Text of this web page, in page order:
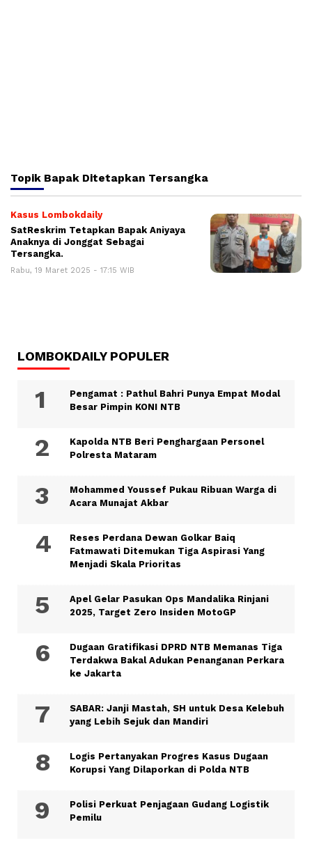
Topik Bapak Ditetapkan Tersangka
Kasus Lombokdaily
SatReskrim Tetapkan Bapak Aniyaya
Anaknya di Jonggat Sebagai
Tersangka.
Rabu, 19 Maret 2025 - 17:15 WIB
LOMBOKDAILY POPULER
Pengamat : Pathul Bahri Punya Empat Modal
Besar Pimpin KONI NTB
Kapolda NTB Beri Penghargaan Personel
Polresta Mataram
Mohammed Youssef Pukau Ribuan Warga di
Acara Munajat Akbar
Reses Perdana Dewan Golkar Baiq
Fatmawati Ditemukan Tiga Aspirasi Yang
Menjadi Skala Prioritas
Apel Gelar Pasukan Ops Mandalika Rinjani
2025, Target Zero Insiden MotoGP
Dugaan Gratifikasi DPRD NTB Memanas Tiga
Terdakwa Bakal Adukan Penanganan Perkara
ke Jakarta
SABAR: Janji Mastah, SH untuk Desa Kelebuh
yang Lebih Sejuk dan Mandiri
Logis Pertanyakan Progres Kasus Dugaan
Korupsi Yang Dilaporkan di Polda NTB
Polisi Perkuat Penjagaan Gudang Logistik
Pemilu